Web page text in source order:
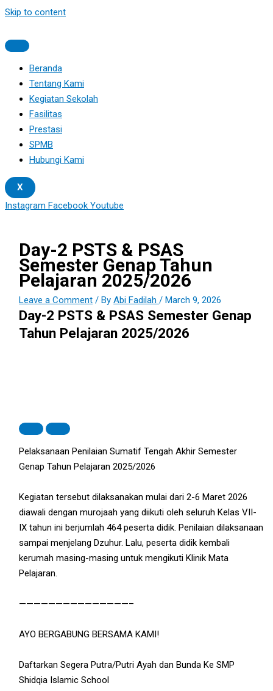
Skip to content
Beranda
Tentang Kami
Kegiatan Sekolah
Fasilitas
Prestasi
SPMB
Hubungi Kami
X
Instagram Facebook Youtube
Day-2 PSTS & PSAS
Semester Genap Tahun
Pelajaran 2025/2026
Leave a Comment / ByAbi Fadilah/ March 9, 2026
Day-2 PSTS & PSAS Semester Genap
Tahun Pelajaran 2025/2026
Pelaksanaan Penilaian Sumatif Tengah Akhir Semester
Genap Tahun Pelajaran 2025/2026
Kegiatan tersebut dilaksanakan mulai dari 2-6 Maret 2026
diawali dengan murojaah yang diikuti oleh seluruh Kelas VII-
IX tahun ini berjumlah 464 peserta didik. Penilaian dilaksanaan
sampai menjelang Dzuhur. Lalu, peserta didik kembali
kerumah masing-masing untuk mengikuti Klinik Mata
Pelajaran.
———————————————–
AYO BERGABUNG BERSAMA KAMI!
Daftarkan Segera Putra/Putri Ayah dan Bunda Ke SMP
Shidqia Islamic School